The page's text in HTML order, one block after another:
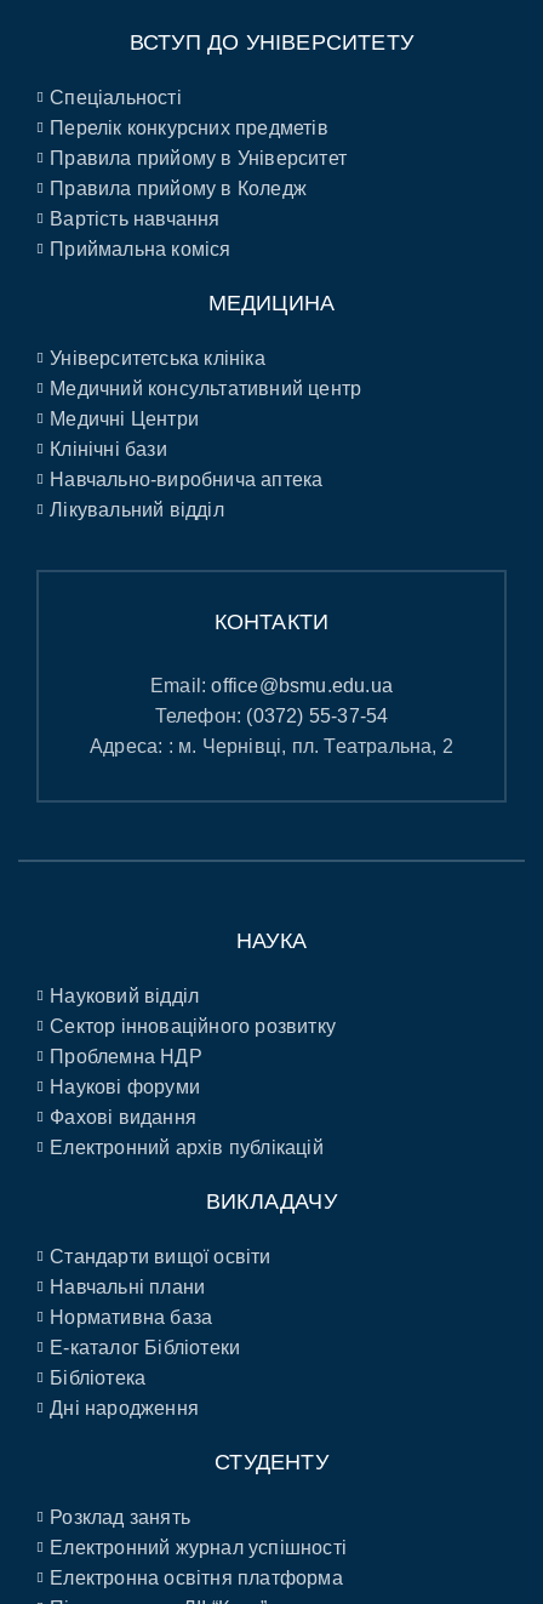
ВСТУП ДО УНІВЕРСИТЕТУ
Спеціальності
Перелік конкурсних предметів
Правила прийому в Університет
Правила прийому в Коледж
Вартість навчання
Приймальна коміся
МЕДИЦИНА
Університетська клініка
Медичний консультативний центр
Медичні Центри
Клінічні бази
Навчально-виробнича аптека
Лікувальний відділ
КОНТАКТИ
Email:office@bsmu.edu.ua
Телефон: (0372) 55-37-54
Адреса: : м. Чернівці, пл. Театральна, 2
НАУКА
Науковий відділ
Сектор інноваційного розвитку
Проблемна НДР
Наукові форуми
Фахові видання
Електронний архів публікацій
ВИКЛАДАЧУ
Стандарти вищої освіти
Навчальні плани
Нормативна база
E-каталог Бібліотеки
Бібліотека
Дні народження
СТУДЕНТУ
Розклад занять
Електронний журнал успішності
Електронна освітня платформа